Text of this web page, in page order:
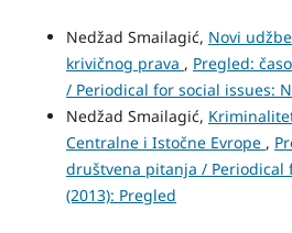
Nedžad Smailagić, Novi
krivičnog prava , Pregled:
/ Periodical for social issues:
Nedžad Smailagić,
Centralne i Istočne Evrope ,
društvena pitanja / Periodical
(2013): Pregled